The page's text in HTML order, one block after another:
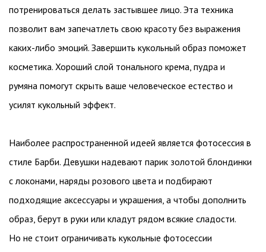
потренироваться делать застывшее лицо. Эта техника
позволит вам запечатлеть свою красоту без выражения
каких-либо эмоций. Завершить кукольный образ поможет
косметика. Хороший слой тонального крема, пудра и
румяна помогут скрыть ваше человеческое естество и
усилят кукольный эффект.
Наиболее распространенной идеей является фотосессия в
стиле Барби. Девушки надевают парик золотой блондинки
с локонами, наряды розового цвета и подбирают
подходящие аксессуары и украшения, а чтобы дополнить
образ, берут в руки или кладут рядом всякие сладости.
Но не стоит ограничивать кукольные фотосессии